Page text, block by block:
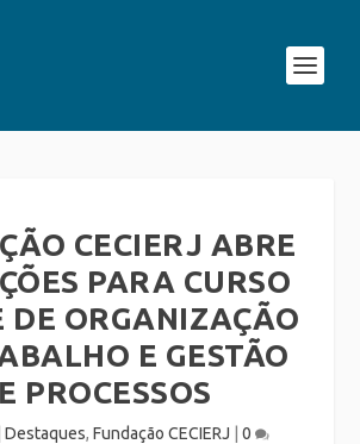
CECIERJ ABRE
PARA CURSO
DE ORGANIZAÇÃO
E GESTÃO
PROCESSOS
Destaques, Fundação CECIERJ 0